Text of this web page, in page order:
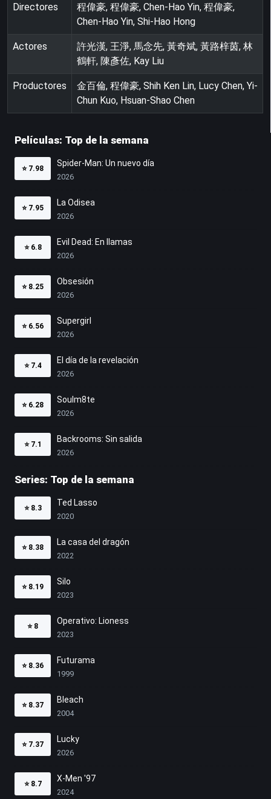
Directores
程偉豪, 程偉豪, Chen-Hao Yin, 程偉豪,
Chen-Hao Yin, Shi-Hao Hong
Actores
許光漢, 王淨, 馬念先, 黃奇斌, 黃路梓茵, 林
鶴軒, 陳彥佐, Kay Liu
Productores
金百倫, 程偉豪, Shih Ken Lin, Lucy Chen, Yi-
Chun Kuo, Hsuan-Shao Chen
Películas: Top de la semana
⭐ 7.98
Spider-Man: Un nuevo día
2026
⭐ 7.95
La Odisea
2026
⭐ 6.8
Evil Dead: En llamas
2026
⭐ 8.25
Obsesión
2026
⭐ 6.56
Supergirl
2026
⭐ 7.4
El día de la revelación
2026
⭐ 6.28
Soulm8te
2026
⭐ 7.1
Backrooms: Sin salida
2026
Series: Top de la semana
⭐ 8.3
Ted Lasso
2020
⭐ 8.38
La casa del dragón
2022
⭐ 8.19
Silo
2023
⭐ 8
Operativo: Lioness
2023
⭐ 8.36
Futurama
1999
⭐ 8.37
Bleach
2004
⭐ 7.37
Lucky
2026
⭐ 8.7
X-Men '97
2024